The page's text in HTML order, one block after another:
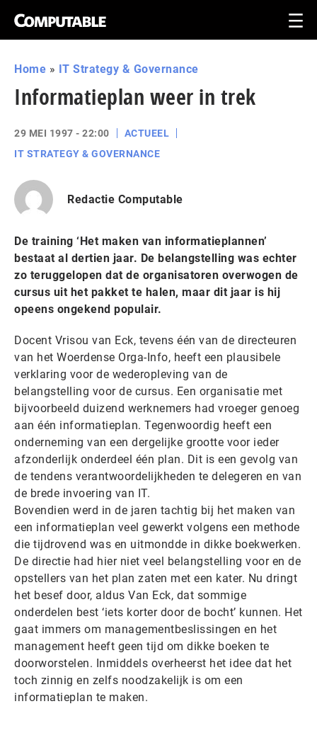
Home » IT Strategy & Governance
Informatieplan weer in trek
29 MEI 1997 - 22:00
ACTUEEL
IT STRATEGY & GOVERNANCE
Redactie Computable
De training ‘Het maken van informatieplannen’
bestaat al dertien jaar. De belangstelling was echter
zo teruggelopen dat de organisatoren overwogen de
cursus uit het pakket te halen, maar dit jaar is hij
opeens ongekend populair.
Docent Vrisou van Eck, tevens één van de directeuren
van het Woerdense Orga-Info, heeft een plausibele
verklaring voor de wederopleving van de
belangstelling voor de cursus. Een organisatie met
bijvoorbeeld duizend werknemers had vroeger genoeg
aan één informatieplan. Tegenwoordig heeft een
onderneming van een dergelijke grootte voor ieder
afzonderlijk onderdeel één plan. Dit is een gevolg van
de tendens verantwoordelijkheden te delegeren en van
de brede invoering van IT.
Bovendien werd in de jaren tachtig bij het maken van
een informatieplan veel gewerkt volgens een methode
die tijdrovend was en uitmondde in dikke boekwerken.
De directie had hier niet veel belangstelling voor en de
opstellers van het plan zaten met een kater. Nu dringt
het besef door, aldus Van Eck, dat sommige
onderdelen best ‘iets korter door de bocht’ kunnen. Het
gaat immers om managementbeslissingen en het
management heeft geen tijd om dikke boeken te
doorworstelen. Inmiddels overheerst het idee dat het
toch zinnig en zelfs noodzakelijk is om een
informatieplan te maken.